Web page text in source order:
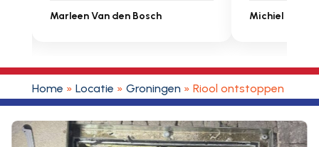
Marleen Van den Bosch Michiel
Home » Locatie » Groningen » Riool ontstoppen t